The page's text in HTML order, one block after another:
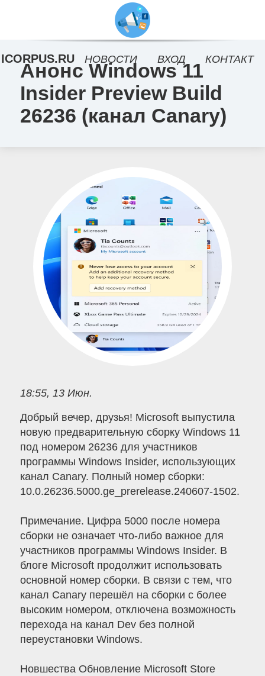
Анонс Windows 11
Insider Preview Build
26236 (канал Canary)
18:55, 13 Июн.
Добрый вечер, друзья! Microsoft выпустила
новую предварительную сборку Windows 11
под номером 26236 для участников
программы Windows Insider, использующих
канал Canary. Полный номер сборки:
10.0.26236.5000.ge_prerelease.240607-1502.
Примечание. Цифра 5000 после номера
сборки не означает что-либо важное для
участников программы Windows Insider. В
блоге Microsoft продолжит использовать
основной номер сборки. В связи с тем, что
канал Canary перешёл на сборки с более
высоким номером, отключена возможность
перехода на канал Dev без полной
переустановки Windows.
Новшества Обновление Microsoft Store
ICORPUS.RU НОВОСТИ ВХОД КОНТАКТ